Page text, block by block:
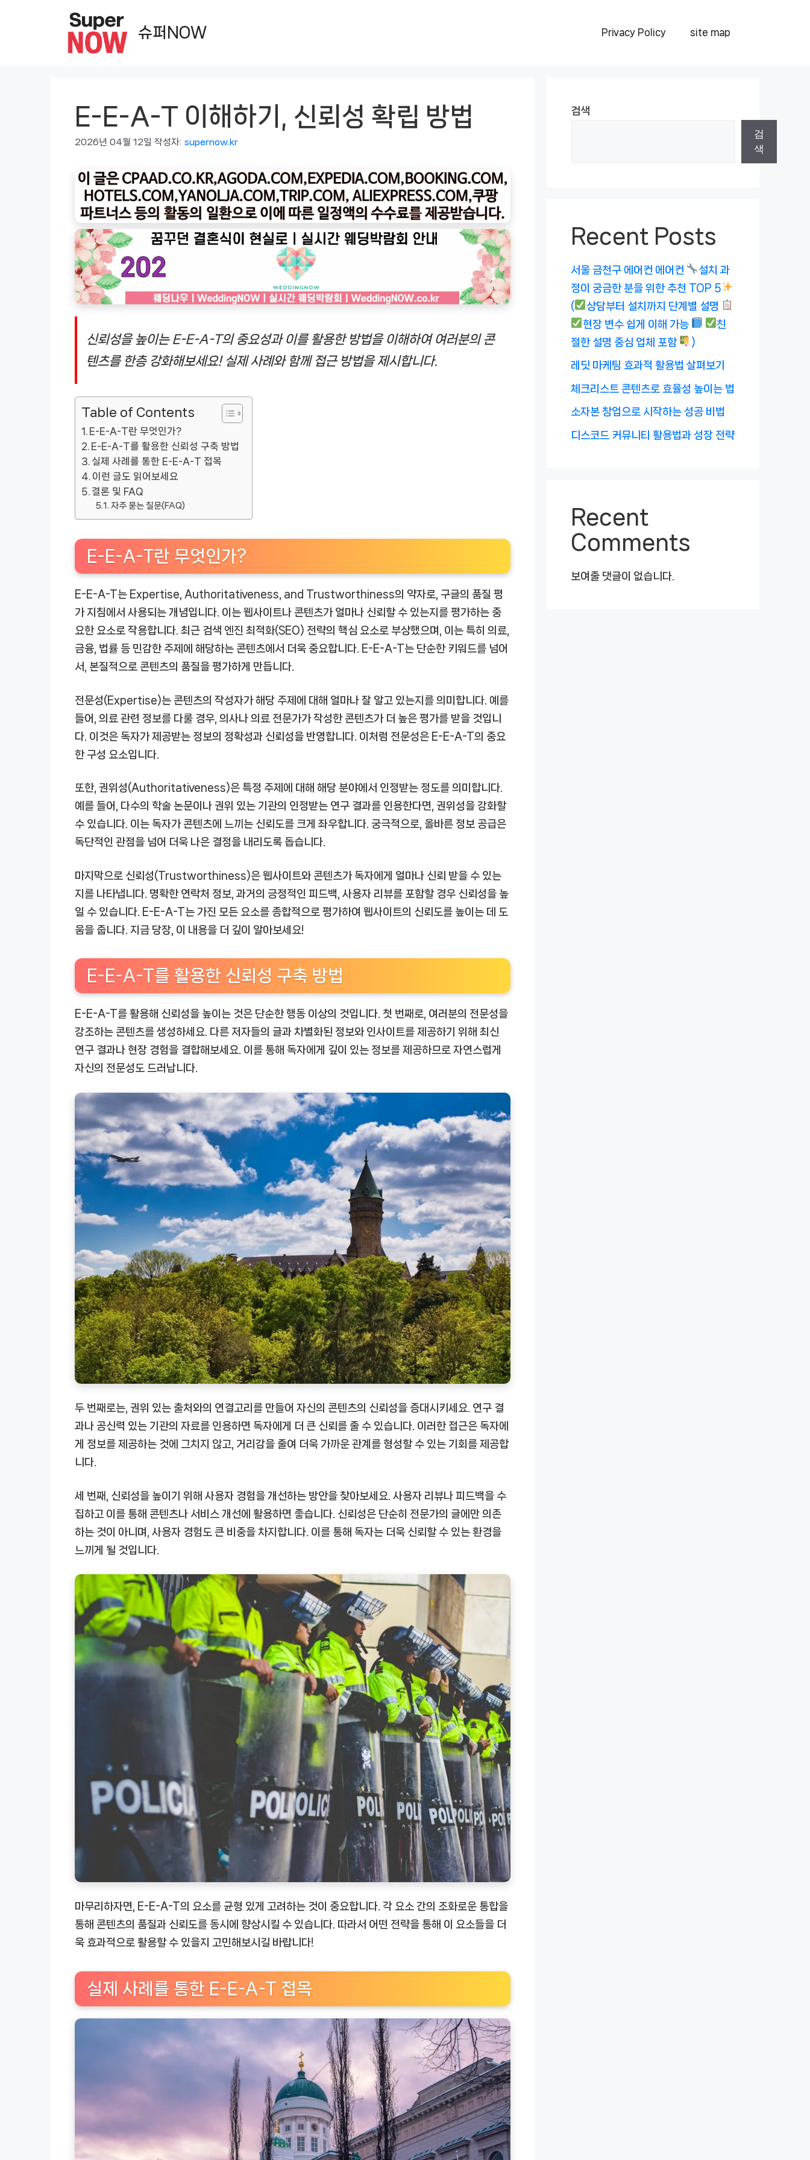
슈퍼NOW Privacy Policy site map
E-E-A-T 이해하기, 신뢰성 확립 방법
2026년 04월 12일 작성자: supernow.kr
신뢰성을 높이는 E-E-A-T의 중요성과 이를 활용한 방법을 이해하여 여러분의 콘
텐츠를 한층 강화해보세요! 실제 사례와 함께 접근 방법을 제시합니다.
Table of Contents
E-E-A-T란 무엇인가?
E-E-A-T를 활용한 신뢰성 구축 방법
실제 사례를 통한 E-E-A-T 접목
이런 글도 읽어보세요
결론 및 FAQ
자주 묻는 질문(FAQ)
E-E-A-T란 무엇인가?
E-E-A-T는 Expertise, Authoritativeness, and Trustworthiness의 약자로, 구글의 품질 평
가 지침에서 사용되는 개념입니다. 이는 웹사이트나 콘텐츠가 얼마나 신뢰할 수 있는지를 평가하는 중
요한 요소로 작용합니다. 최근 검색 엔진 최적화(SEO) 전략의 핵심 요소로 부상했으며, 이는 특히 의료,
금융, 법률 등 민감한 주제에 해당하는 콘텐츠에서 더욱 중요합니다. E-E-A-T는 단순한 키워드를 넘어
서, 본질적으로 콘텐츠의 품질을 평가하게 만듭니다.
전문성(Expertise)는 콘텐츠의 작성자가 해당 주제에 대해 얼마나 잘 알고 있는지를 의미합니다. 예를
들어, 의료 관련 정보를 다룰 경우, 의사나 의료 전문가가 작성한 콘텐츠가 더 높은 평가를 받을 것입니
다. 이것은 독자가 제공받는 정보의 정확성과 신뢰성을 반영합니다. 이처럼 전문성은 E-E-A-T의 중요
한 구성 요소입니다.
또한, 권위성(Authoritativeness)은 특정 주제에 대해 해당 분야에서 인정받는 정도를 의미합니다.
예를 들어, 다수의 학술 논문이나 권위 있는 기관의 인정받는 연구 결과를 인용한다면, 권위성을 강화할
수 있습니다. 이는 독자가 콘텐츠에 느끼는 신뢰도를 크게 좌우합니다. 궁극적으로, 올바른 정보 공급은
독단적인 관점을 넘어 더욱 나은 결정을 내리도록 돕습니다.
마지막으로 신뢰성(Trustworthiness)은 웹사이트와 콘텐츠가 독자에게 얼마나 신뢰 받을 수 있는
지를 나타냅니다. 명확한 연락처 정보, 과거의 긍정적인 피드백, 사용자 리뷰를 포함할 경우 신뢰성을 높
일 수 있습니다. E-E-A-T는 가진 모든 요소를 종합적으로 평가하여 웹사이트의 신뢰도를 높이는 데 도
움을 줍니다. 지금 당장, 이 내용을 더 깊이 알아보세요!
E-E-A-T를 활용한 신뢰성 구축 방법
E-E-A-T를 활용해 신뢰성을 높이는 것은 단순한 행동 이상의 것입니다. 첫 번째로, 여러분의 전문성을
강조하는 콘텐츠를 생성하세요. 다른 저자들의 글과 차별화된 정보와 인사이트를 제공하기 위해 최신
연구 결과나 현장 경험을 결합해보세요. 이를 통해 독자에게 깊이 있는 정보를 제공하므로 자연스럽게
자신의 전문성도 드러납니다.
두 번째로는, 권위 있는 출처와의 연결고리를 만들어 자신의 콘텐츠의 신뢰성을 증대시키세요. 연구 결
과나 공신력 있는 기관의 자료를 인용하면 독자에게 더 큰 신뢰를 줄 수 있습니다. 이러한 접근은 독자에
게 정보를 제공하는 것에 그치지 않고, 거리감을 줄여 더욱 가까운 관계를 형성할 수 있는 기회를 제공합
니다.
세 번째, 신뢰성을 높이기 위해 사용자 경험을 개선하는 방안을 찾아보세요. 사용자 리뷰나 피드백을 수
집하고 이를 통해 콘텐츠나 서비스 개선에 활용하면 좋습니다. 신뢰성은 단순히 전문가의 글에만 의존
하는 것이 아니며, 사용자 경험도 큰 비중을 차지합니다. 이를 통해 독자는 더욱 신뢰할 수 있는 환경을
느끼게 될 것입니다.
마무리하자면, E-E-A-T의 요소를 균형 있게 고려하는 것이 중요합니다. 각 요소 간의 조화로운 통합을
통해 콘텐츠의 품질과 신뢰도를 동시에 향상시킬 수 있습니다. 따라서 어떤 전략을 통해 이 요소들을 더
욱 효과적으로 활용할 수 있을지 고민해보시길 바랍니다!
실제 사례를 통한 E-E-A-T 접목
검색
검
색
Recent Posts
서울 금천구 에어컨 에어컨
설치 과
정이 궁금한 분을 위한 추천 TOP 5
(
상담부터 설치까지 단계별 설명
현장 변수 쉽게 이해 가능
친
절한 설명 중심 업체 포함
)
레딧 마케팅 효과적 활용법 살펴보기
체크리스트 콘텐츠로 효율성 높이는 법
소자본 창업으로 시작하는 성공 비법
디스코드 커뮤니티 활용법과 성장 전략
Recent
Comments
보여줄 댓글이 없습니다.